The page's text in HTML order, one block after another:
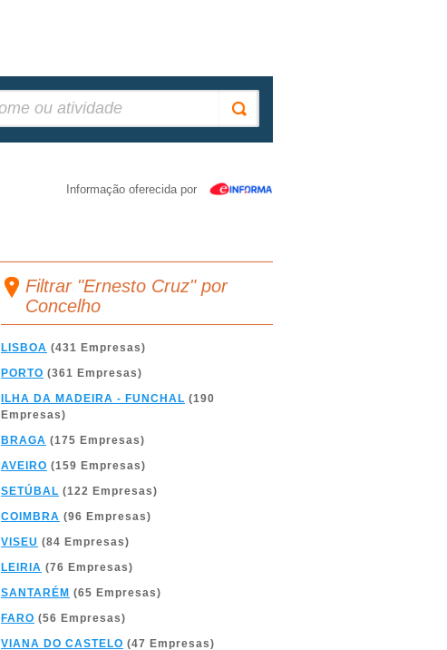
Informação oferecida por
Filtrar "Ernesto Cruz" por
Concelho
LISBOA (431 Empresas)
PORTO (361 Empresas)
ILHA DA MADEIRA - FUNCHAL (190
Empresas)
BRAGA (175 Empresas)
AVEIRO (159 Empresas)
SETÚBAL (122 Empresas)
COIMBRA (96 Empresas)
VISEU (84 Empresas)
LEIRIA (76 Empresas)
SANTARÉM (65 Empresas)
FARO (56 Empresas)
VIANA DO CASTELO (47 Empresas)